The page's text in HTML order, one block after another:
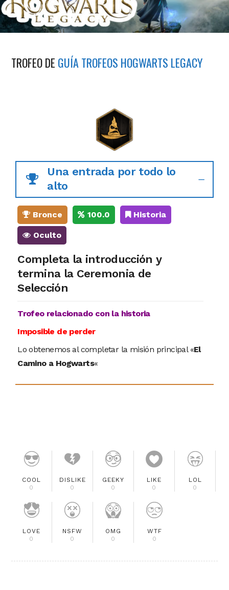
TROFEO DE GUÍA TROFEOS HOGWARTS LEGACY
Una entrada por todo lo
alto
Bronce 100.0 Historia
Oculto
Completa la introducción y
termina la Ceremonia de
Selección
Trofeo relacionado con la historia
Imposible de perder
Lo obtenemos al completar la misión principal «El
Camino a Hogwarts«
COOL
0
DISLIKE
0
GEEKY
0
LIKE
0
LOL
0
LOVE
0
NSFW
0
OMG
0
WTF
0